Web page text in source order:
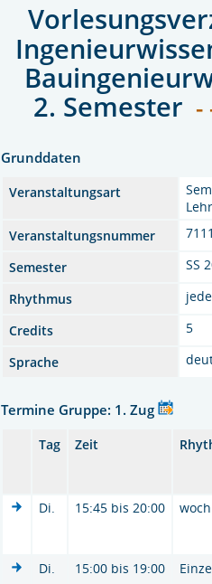
2. Semester -
Grunddaten
Veranstaltungsart
Veranstaltungsnummer
Semester
SS
Rhythmus
Credits
5
Sprache
Termine Gruppe: 1. Zug
Tag Zeit
Di. 15:45 bis 20:00 woch
Di. 15:00 bis 19:00